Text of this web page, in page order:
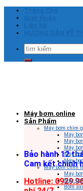
Skip
content
Tìm
kiếm:
Bảo hành 12
Cam kết chính
Hotline:
Máy bơm.online
Sản Phẩm
Máy bơm chìm
Máy
Máy
Máy
Máy
Máy
Máy bơm chìm
Máy
Máy
Bơm